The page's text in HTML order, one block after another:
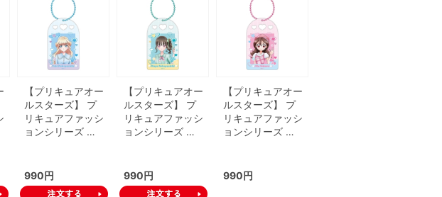
【プリキュアオー
ルスターズ】 プ
リキュアファッシ
ョンシリーズ …
990円
【プリキュアオー
ルスターズ】 プ
リキュアファッシ
ョンシリーズ …
990円
【プリキュアオー
ルスターズ】 プ
リキュアファッシ
ョンシリーズ …
990円